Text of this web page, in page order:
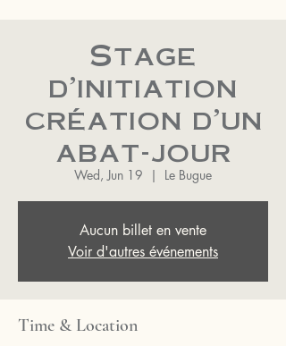
Stage
d'initiation
création d'un
abat-jour
Wed, Jun 19
  |
Le Bugue
Aucun billet en vente
Voir d'autres événements
Time & Location